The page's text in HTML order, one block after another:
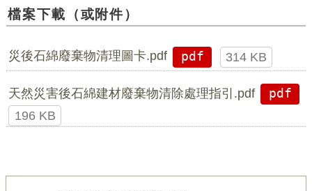
檔案下載（或附件）
災後石綿廢棄物清理圖卡.pdf pdf 314 KB
天然災害後石綿建材廢棄物清除處理指引.pdf
pdf
196 KB